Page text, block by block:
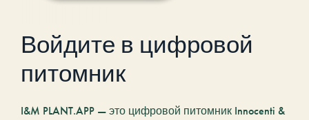
Войдите в цифровой
питомник
I&M PLANT.APP — это цифровой питомник Innocenti &